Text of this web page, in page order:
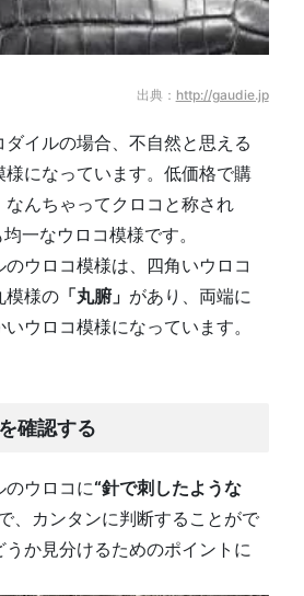
出典： http://gaudie.jp
イルの場合、不自然と思える
様になっています。低価格で購
なんちゃってクロコと称され
均一なウロコ模様です。
ウロコ模様は、四角いウロコ
模様の 「丸腑」 があり、両端に
ウロコ模様になっています。
確認する
のウロコに“針で刺したような
、カンタンに判断することがで
か見分けるためのポイントに